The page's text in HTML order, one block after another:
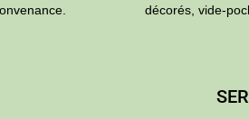
décorés, vide-